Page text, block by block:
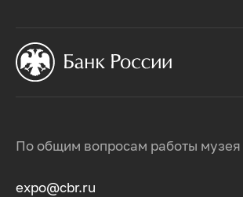
По общим вопросам работы музея
expo@cbr.ru